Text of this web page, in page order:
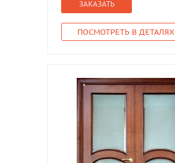
ЗАКАЗАТЬ
ПОСМОТРЕТЬ В ДЕТАЛЯХ